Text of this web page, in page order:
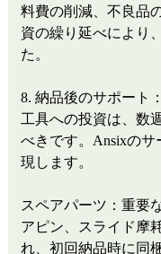
料費の削減、不良品
資の繰り延べにより
た。
8. 納品後のサポート
工具への投資は、数
べきです。Ansixの
現します。
スペアパーツ：重要
アピン、スライド摩
れ、初回納品時に同